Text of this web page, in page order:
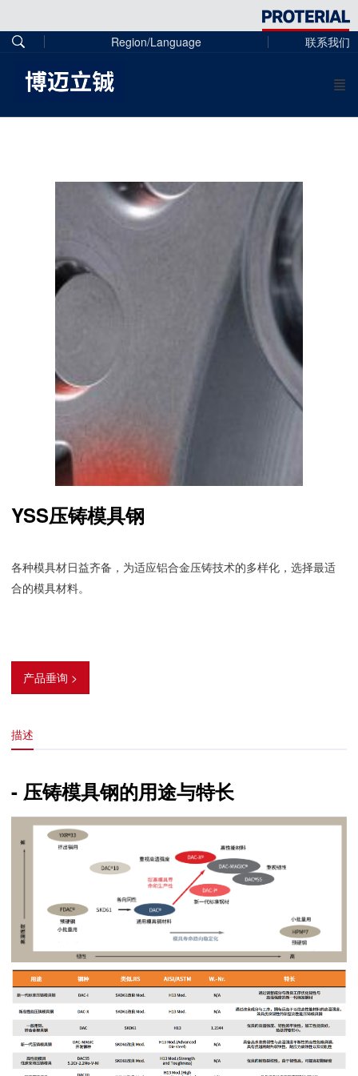
Region/Language 联系我们
YSS压铸模具钢
各种模具材日益齐备，为适应铝合金压铸技术的多样化，选择最适
合的模具材料。
产品垂询 >
描述
- 压铸模具钢的用途与特长